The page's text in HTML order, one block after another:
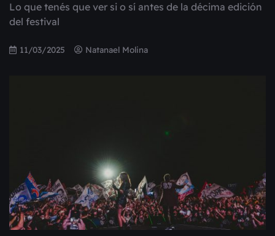
Lo que tenés que ver si o sí antes de la décima edición
del festival
11/03/2025 Natanael Molina